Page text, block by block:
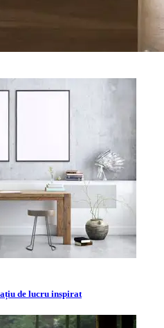
de lucru inspirat